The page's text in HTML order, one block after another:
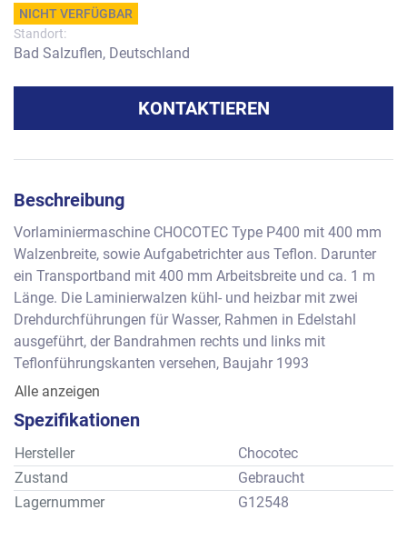
NICHT VERFÜGBAR
Standort:
Bad Salzuflen, Deutschland
KONTAKTIEREN
Beschreibung
Vorlaminiermaschine CHOCOTEC Type P400 mit 400 mm
Walzenbreite, sowie Aufgabetrichter aus Teflon. Darunter
ein Transportband mit 400 mm Arbeitsbreite und ca. 1 m
Länge. Die Laminierwalzen kühl- und heizbar mit zwei
Drehdurchführungen für Wasser, Rahmen in Edelstahl
ausgeführt, der Bandrahmen rechts und links mit
Teflonführungskanten versehen, Baujahr 1993
Steuerschrank
Die Maschine mit einem Paar Voregalisierwalzen sowie
einem Paar Formwalzen für kleine runde Bonbonlinsen, ca.
10 mm Durchmesser. Alle vier Walzen kühl- und heizbar mit
Drehdurchführungen für Wasserkühlung. Der Walzenformer
Alle anzeigen
Spezifikationen
Hersteller
Chocotec
Zustand
Gebraucht
Lagernummer
G12548